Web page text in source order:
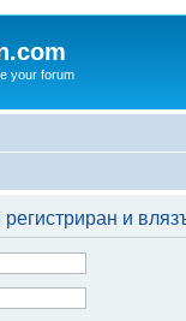
your forum
и